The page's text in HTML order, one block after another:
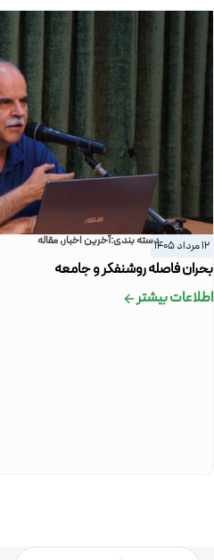
12 مرداد 1405 دسته بندی:آخرین اخبار,مقاله
بحران فاصله روشنفکر و جامعه
اطلاعات بیشتر